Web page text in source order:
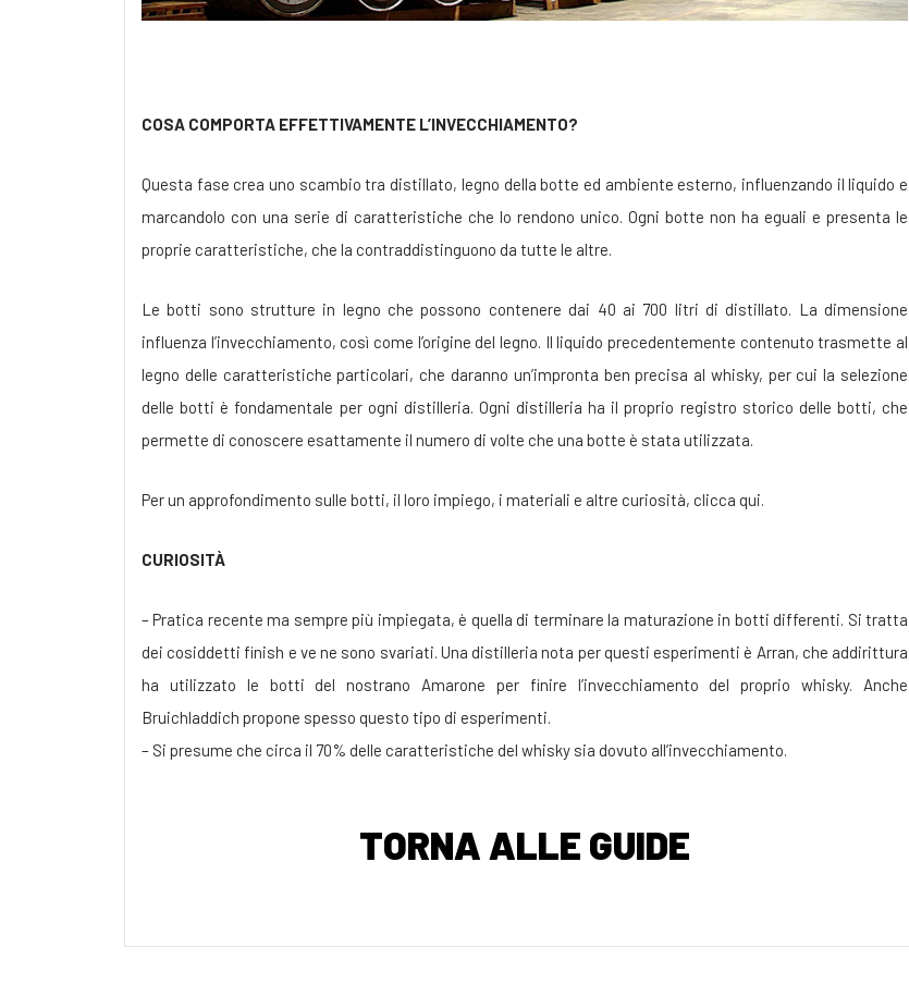
COSA COMPORTA EFFETTIVAMENTE L’INVECCHIAMENTO?
Questa fase crea uno scambio tra distillato, legno della botte ed ambiente esterno, influenzando il liquido e
marcandolo con una serie di caratteristiche che lo rendono unico. Ogni botte non ha eguali e presenta le
proprie caratteristiche, che la contraddistinguono da tutte le altre.
Le botti sono strutture in legno che possono contenere dai 40 ai 700 litri di distillato. La dimensione
influenza l’invecchiamento, così come l’origine del legno. Il liquido precedentemente contenuto trasmette al
legno delle caratteristiche particolari, che daranno un’impronta ben precisa al whisky, per cui la selezione
delle botti è fondamentale per ogni distilleria. Ogni distilleria ha il proprio registro storico delle botti, che
permette di conoscere esattamente il numero di volte che una botte è stata utilizzata.
Per un approfondimento sulle botti, il loro impiego, i materiali e altre curiosità, clicca qui.
CURIOSITÀ
– Pratica recente ma sempre più impiegata, è quella di terminare la maturazione in botti differenti. Si tratta
dei cosiddetti finish e ve ne sono svariati. Una distilleria nota per questi esperimenti è Arran, che addirittura
ha utilizzato le botti del nostrano Amarone per finire l’invecchiamento del proprio whisky. Anche
Bruichladdich propone spesso questo tipo di esperimenti.
– Si presume che circa il 70% delle caratteristiche del whisky sia dovuto all’invecchiamento.
TORNA ALLE GUIDE